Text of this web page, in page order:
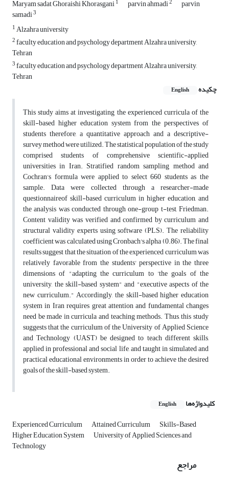
Maryam sadat Ghoraishi Khorasgani1 parvin ahmadi2 parvin
samadi3
1Alzahra university
2faculty education and psychology department Alzahra university,
Tehran
3faculty education and psychology department Alzahra university,
Tehran
چکیده
English
This study aims at investigating the experienced curricula of the
skill-based higher education system from the perspectives of
students therefore, a quantitative approach and a descriptive-
survey method were utilized. The statistical population of the study
comprised students of comprehensive scientific-applied
universities in Iran. Stratified random sampling method and
Cochran's formula were applied to select 660 students as the
sample. Data were collected through a researcher-made
questionnaireof skill-based curriculum in higher education, and
the analysis was conducted through one-group t-test, Friedman.
Content validity was verified and confirmed by curriculum and
structural validity experts using software (PLS). The reliability
coefficient was calculated using Cronbach's alpha (0.86). The final
results suggest that the situation of the experienced curriculum was
relatively favorable from the students' perspective in the three
dimensions of "adapting the curriculum to 'the goals of the
university, the skill-based system" and "executive aspects of the
new curriculum." Accordingly, the skill-based higher education
system in Iran requires great attention and fundamental changes
need be made in curricula and teaching methods. Thus, this study
suggests that the curriculum of the University of Applied Science
and Technology (UAST) be designed to teach different skills,
applied in professional and social life, and taught in simulated and
practical educational environments in order to achieve the desired
goals of the skill-based system.
کلیدواژه‌ها English
Experienced Curriculum Attained Curriculum Skills-Based
Higher Education System University of Applied Sciences and
Technology
مراجع